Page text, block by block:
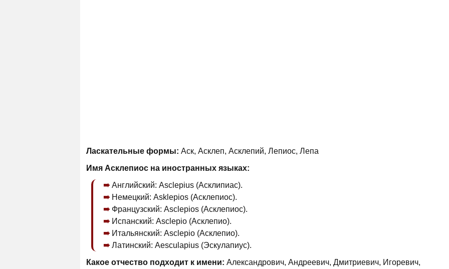
Ласкательные формы: Аск, Асклеп, Асклепий, Лепиос, Лепа
Имя Асклепиос на иностранных языках:
Английский: Asclepius (Асклипиас).
Немецкий: Asklepios (Асклепиос).
Французский: Asclepios (Асклепиос).
Испанский: Asclepio (Асклепио).
Итальянский: Asclepio (Асклепио).
Латинский: Aesculapius (Эскулапиус).
Какое отчество подходит к имени: Александрович, Андреевич, Дмитриевич, Игоревич,